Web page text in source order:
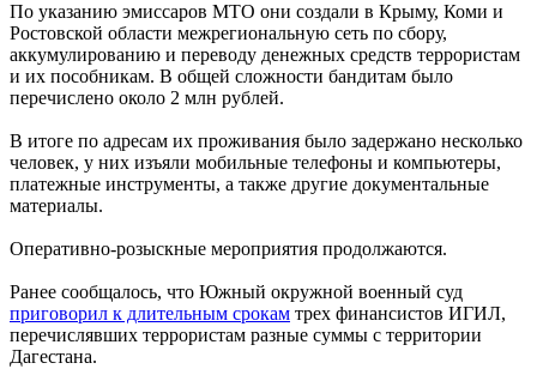
По указанию эмиссаров МТО они создали в Крыму, Коми и
Ростовской области межрегиональную сеть по сбору,
аккумулированию и переводу денежных средств террористам
и их пособникам. В общей сложности бандитам было
перечислено около 2 млн рублей.
В итоге по адресам их проживания было задержано несколько
человек, у них изъяли мобильные телефоны и компьютеры,
платежные инструменты, а также другие документальные
материалы.
Оперативно-розыскные мероприятия продолжаются.
Ранее сообщалось, что Южный окружной военный суд
приговорил к длительным срокам трех финансистов ИГИЛ,
перечислявших террористам разные суммы с территории
Дагестана.